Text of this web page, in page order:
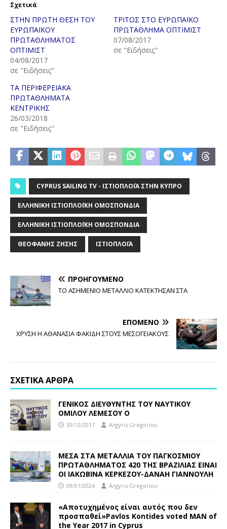
Σχετικά
ΣΤΗΝ ΠΡΩΤΗ ΘΕΣΗ ΤΟΥ
ΕΥΡΩΠΑΪΚΟΥ
ΠΡΩΤΑΘΛΗΜΑΤΟΣ
ΟΠΤΙΜΙΣΤ
04/08/2017
σε "Ειδήσεις"
ΤΡΙΤΟΣ ΣΤΟ ΕΥΡΩΠΑΪΚΟ
ΠΡΩΤΑΘΛΗΜΑ ΟΠΤΙΜΙΣΤ
07/08/2017
σε "Ειδήσεις"
ΤΑ ΠΕΡΙΦΕΡΕΙΑΚΑ
ΠΡΩΤΑΘΛΗΜΑΤΑ
ΚΕΝΤΡΙΚΗΣ
26/03/2018
σε "Ειδήσεις"
CYPRUS SAILING TV - ΙΣΤΙΟΠΛΟΪ́Α ΣΤΗΝ ΚΎΠΡΟ
ΕΛΛΗΝΙΚΗ ΙΣΤΙΟΠΛΟΪΚΗ ΟΜΟΣΠΟΝΔΙΑ
ΕΛΛΗΝΙΚΉ ΙΣΤΙΟΠΛΟΪΚΉ ΟΜΟΣΠΟΝΔΊΑ
ΘΕΟΦΑΝΗΣ ΖΗΣΗΣ ΙΣΤΙΟΠΛΟΪ́Α
ΠΡΟΗΓΟΎΜΕΝΟ
ΤΟ ΑΣΗΜΕΝΙΟ ΜΕΤΑΛΛΙΟ ΚΑΤΕΚΤΗΣΑΝ ΣΤΑ
ΕΠΌΜΕΝΟ
ΧΡΥΣΗ Η ΑΘΑΝΑΣΙΑ ΦΑΚΙΔΗ ΣΤΟΥΣ ΜΕΣΟΓΕΙΑΚΟΥΣ
ΣΧΕΤΙΚΆ ΆΡΘΡΑ
ΓΕΝΙΚΟΣ ΔΙΕΥΘΥΝΤΗΣ ΤΟΥ ΝΑΥΤΙΚΟΥ
ΟΜΙΛΟΥ ΛΕΜΕΣΟΥ Ο
30/12/2017 Argyris Gregoriou
ΜΕΣΑ ΣΤΑ ΜΕΤΑΛΛΙΑ ΤΟΥ ΠΑΓΚΟΣΜΙΟΥ
ΠΡΩΤΑΘΛΗΜΑΤΟΣ 420 ΤΗΣ ΒΡΑΖΙΛΙΑΣ ΕΙΝΑΙ
ΟΙ ΙΑΚΩΒΙΝΑ ΚΕΡΚΕΖΟΥ-ΔΑΝΑΗ ΓΙΑΝΝΟΥΛΗ
09/01/2024 Argyris Gregoriou
«Αποτυχημένος είναι αυτός που δεν
προσπαθεί»Pavlos Kontides voted MAN of
the Year 2017 in Cyprus